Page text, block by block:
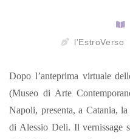
l'EstroVerso
Dopo l’anteprima virtuale
(Museo di Arte
Napoli, presenta, a Catania,
di Alessio Deli. Il vernissage